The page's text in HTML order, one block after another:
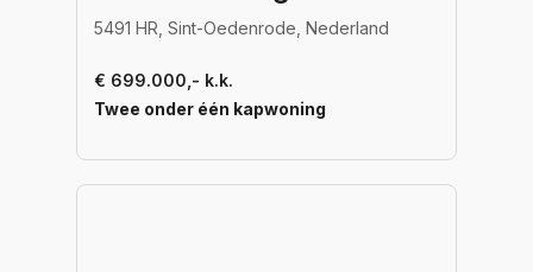
5491 HR, Sint-Oedenrode, Nederland
€ 699.000,- k.k.
Twee onder één kapwoning